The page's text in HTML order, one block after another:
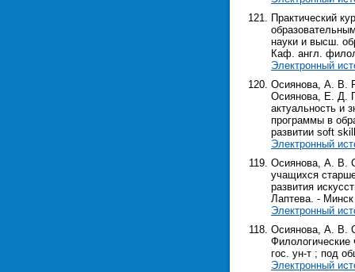
Практический
науки и высш.
Каф. англ.
Электронный
Осиянова, А. В.
Осиянова, Е. Д.
актуальность и
программы в
развитии soft
Электронный
Осиянова, А. В.
учащихся
развития
Лаптева. -
Электронный
Осиянова, А. В.
Филологические
гос. ун-т ; под
Электронный